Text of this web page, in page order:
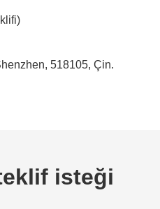
518105, Çin.
isteği